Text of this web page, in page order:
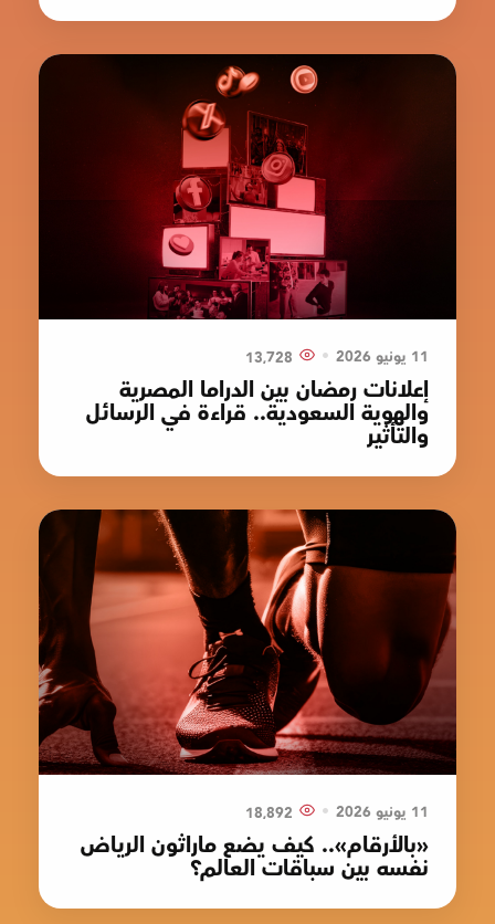
11 يونيو 2026 •
إعلانات رمضان بين الدراما المصرية
والهوية السعودية.. قراءة في الرسائل
والتأثير
11 يونيو 2026 •
«بالأرقام».. كيف يضع ماراثون الرياض
نفسه بين سباقات العالم؟